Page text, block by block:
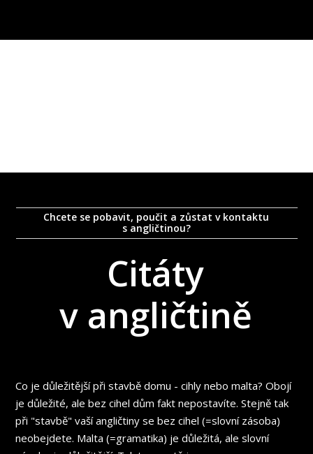
Chcete se pobavit, poučit a zůstat v kontaktu
s angličtinou?
Citáty
v angličtině
Co je důležitější při stavbě domu - cihly nebo malta? Obojí
je důležité, ale bez cihel dům fakt nepostavíte. Stejně tak
při "stavbě" vaší angličtiny se bez cihel (=slovní zásoba)
neobejdete. Malta (=gramatika) je důležitá, ale slovní